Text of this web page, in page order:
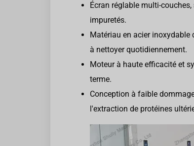
Écran réglable multi-
impuretés.
Matériau en acier inoxydable
à nettoyer quotidiennement.
Moteur à haute efficacité et
terme.
Conception à faible
l'extraction de protéines